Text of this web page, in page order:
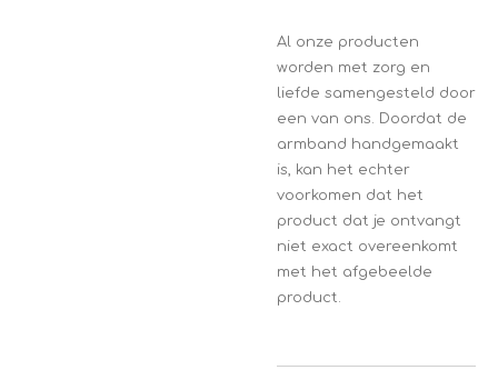
Al onze producten
worden met zorg en
liefde samengesteld door
een van ons. Doordat de
armband handgemaakt
is, kan het echter
voorkomen dat het
product dat je ontvangt
niet exact overeenkomt
met het afgebeelde
product.